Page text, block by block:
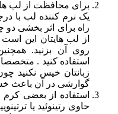
برای محافظت از لب
راه برای اثر بخشی دو
از لب هایتان این
روی آن بزنید.
استفاده کنید .
زبانتان خیس نکنید
گوارشی در آن باعث
استفاده از بعضی
حاوی رتینوئید یا